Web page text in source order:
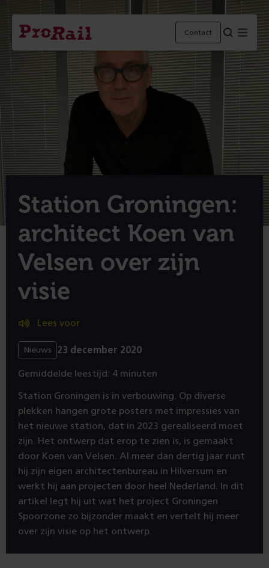
Navigatie
Homepage
ProRail
Contact Menu
Station Groningen:
architect Koen van
Velsen over zijn
visie
Lees voor
Nieuws 23 december 2020
Gemiddelde leestijd: 4 minuten
Station Groningen is in verbouwing. Op diverse
plekken hangen grote posters met impressies van
het nieuwe station, dat in 2023 gerealiseerd moet
zijn. Het ontwerp dat erop te zien is, is gemaakt
door Koen van Velsen. Al meer dan dertig jaar runt
hij zijn eigen architectenbureau in Hilversum en
werkt hij aan projecten door heel Nederland. In dit
artikel legt hij uit wat het project Groningen
Spoorzone zo bijzonder maakt en vertelt hij meer
over zijn visie op het ontwerp.